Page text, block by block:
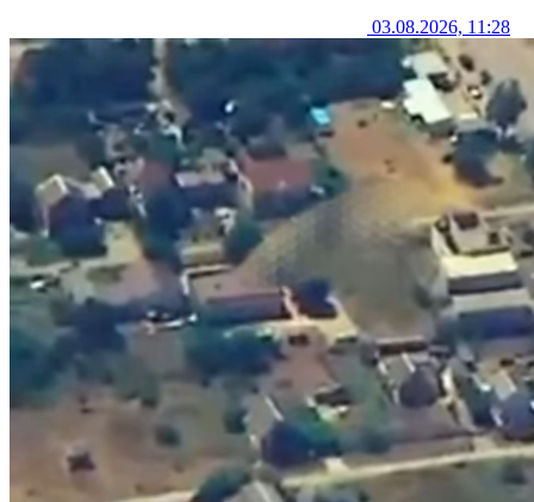
03.08.2026, 11:28